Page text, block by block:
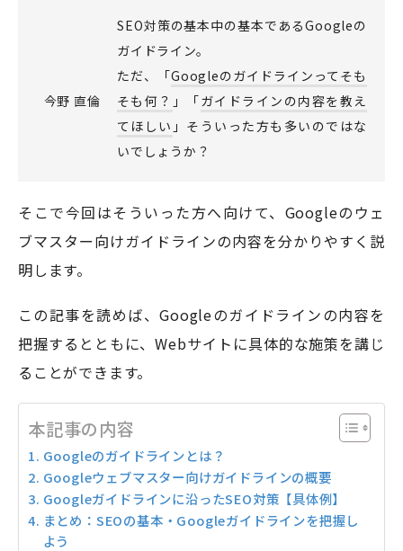
CONTACT
モアフィールド株式会社
静岡県静岡市葵区伝馬町1-2 ホテルシティオ静岡3階
会社概要
今野 直倫
SEO対策の基本中の基本であるGoogleの
ガイドライン。
ただ、「Googleのガイドラインってそも
そも何？ 」「ガイドラインの内容を教え
てほしい 」そういった方も多いのではな
いでしょうか？
そこで今回はそういった方へ向けて、Googleのウェ
ブマスター向けガイドラインの内容を分かりやすく説
明します。
この記事を読めば、Googleのガイドラインの内容を
把握するとともに、Webサイトに具体的な施策を講じ
ることができます。
本記事の内容
Googleのガイドラインとは？
Googleウェブマスター向けガイドラインの概要
Googleガイドラインに沿ったSEO対策【具体例】
まとめ：SEOの基本・Googleガイドラインを把握し
よう